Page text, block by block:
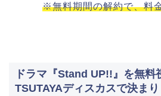
※無料期間の解約で、料
ドラマ『Stand UP!!』を無料
TSUTAYAディスカスで決まり